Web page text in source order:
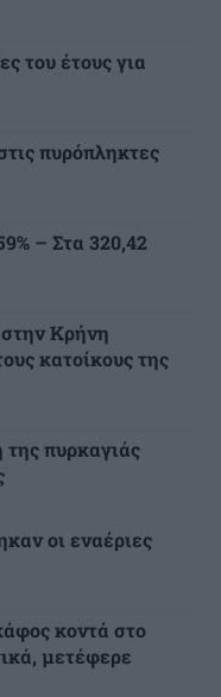
του έτους για
πυρόπληκτες
– Στα 320,42
Κρήνη
κατοίκους της
πυρκαγιάς
οι εναέριες
κοντά στο
μετέφερε